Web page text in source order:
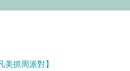
抓周派對】